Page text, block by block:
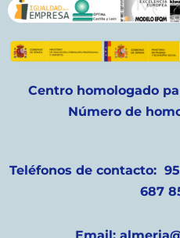
Centro homologado
Número de
Teléfonos de contacto:
687
Email: